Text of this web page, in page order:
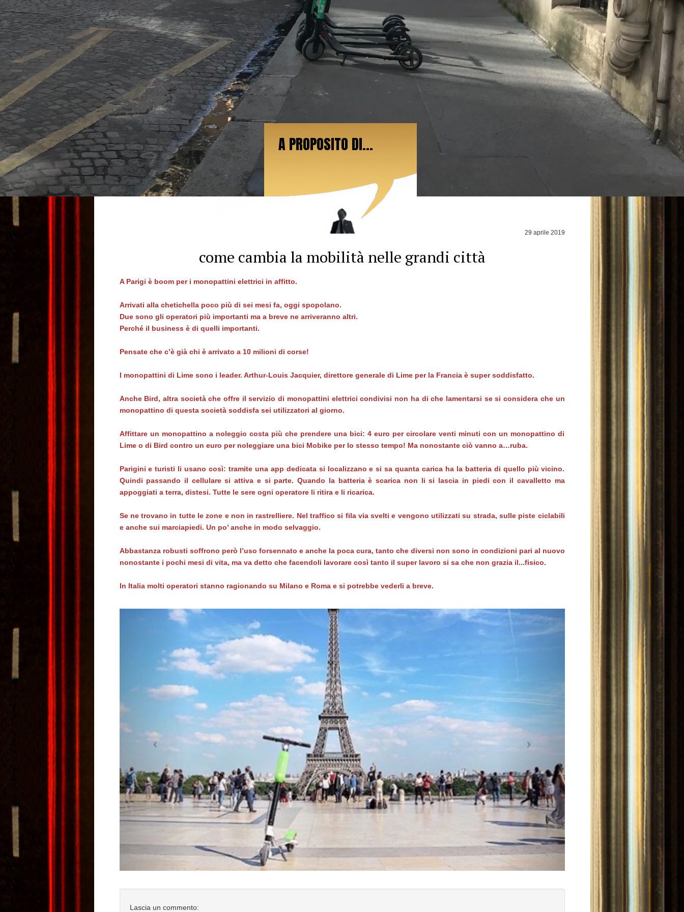
A PROPOSITO DI...
29 aprile 2019
come cambia la mobilità nelle grandi città
A Parigi è boom per i monopattini elettrici in affitto.
Arrivati alla chetichella poco più di sei mesi fa, oggi spopolano.
Due sono gli operatori più importanti ma a breve ne arriveranno altri.
Perché il business è di quelli importanti.
Pensate che c’è già chi è arrivato a 10 milioni di corse!
I monopattini di Lime sono i leader. Arthur-Louis Jacquier, direttore generale di Lime per la Francia è super soddisfatto.
Anche Bird, altra società che offre il servizio di monopattini elettrici condivisi non ha di che lamentarsi se si considera che un
monopattino di questa società soddisfa sei utilizzatori al giorno.
Affittare un monopattino a noleggio costa più che prendere una bici: 4 euro per circolare venti minuti con un monopattino di
Lime o di Bird contro un euro per noleggiare una bici Mobike per lo stesso tempo! Ma nonostante ciò vanno a…ruba.
Parigini e turisti li usano così: tramite una app dedicata si localizzano e si sa quanta carica ha la batteria di quello più vicino.
Quindi passando il cellulare si attiva e si parte. Quando la batteria è scarica non li si lascia in piedi con il cavalletto ma
appoggiati a terra, distesi. Tutte le sere ogni operatore li ritira e li ricarica.
Se ne trovano in tutte le zone e non in rastrelliere. Nel traffico si fila via svelti e vengono utilizzati su strada, sulle piste ciclabili
e anche sui marciapiedi. Un po’ anche in modo selvaggio.
Abbastanza robusti soffrono però l’uso forsennato e anche la poca cura, tanto che diversi non sono in condizioni pari al nuovo
nonostante i pochi mesi di vita, ma va detto che facendoli lavorare così tanto il super lavoro si sa che non grazia il...fisico.
In Italia molti operatori stanno ragionando su Milano e Roma e si potrebbe vederli a breve.
Lascia un commento: